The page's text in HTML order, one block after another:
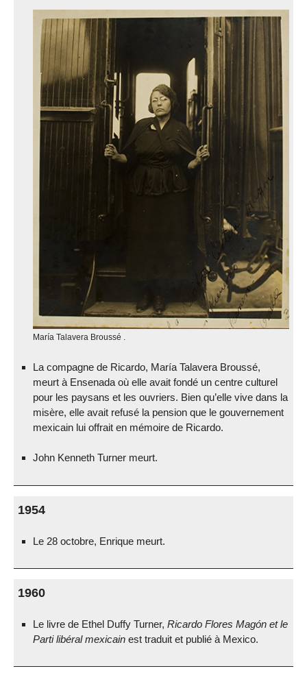
María Talavera Broussé .
La compagne de Ricardo, María Talavera Broussé,
meurt à Ensenada où elle avait fondé un centre culturel
pour les paysans et les ouvriers. Bien qu’elle vive dans la
misère, elle avait refusé la pension que le gouvernement
mexicain lui offrait en mémoire de Ricardo.
John Kenneth Turner meurt.
1954
Le 28 octobre, Enrique meurt.
1960
Le livre de Ethel Duffy Turner,Ricardo Flores Magón et le
Parti libéral mexicain est traduit et publié à Mexico.